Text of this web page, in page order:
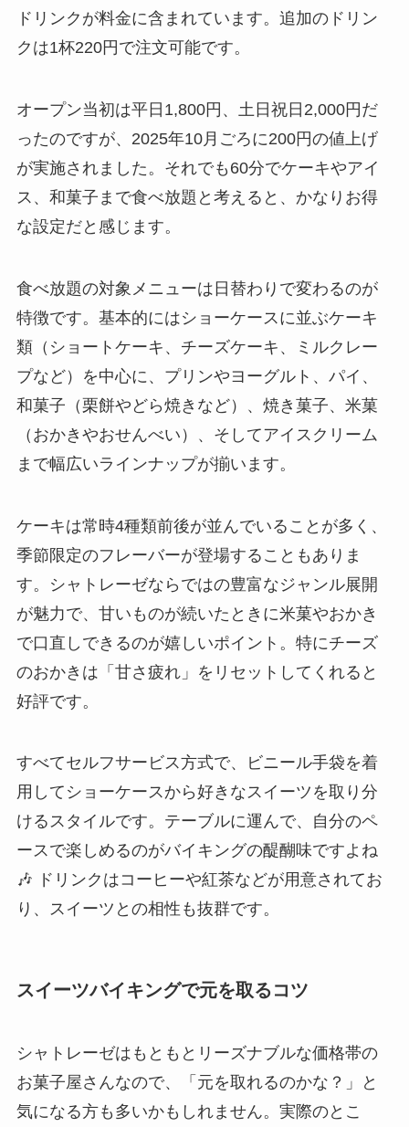
ドリンクが料金に含まれています。追加のドリン
クは1杯220円で注文可能です。
オープン当初は平日1,800円、土日祝日2,000円だ
ったのですが、2025年10月ごろに200円の値上げ
が実施されました。それでも60分でケーキやアイ
ス、和菓子まで食べ放題と考えると、かなりお得
な設定だと感じます。
食べ放題の対象メニューは日替わりで変わるのが
特徴です。基本的にはショーケースに並ぶケーキ
類（ショートケーキ、チーズケーキ、ミルクレー
プなど）を中心に、プリンやヨーグルト、パイ、
和菓子（栗餅やどら焼きなど）、焼き菓子、米菓
（おかきやおせんべい）、そしてアイスクリーム
まで幅広いラインナップが揃います。
ケーキは常時4種類前後が並んでいることが多く、
季節限定のフレーバーが登場することもありま
す。シャトレーゼならではの豊富なジャンル展開
が魅力で、甘いものが続いたときに米菓やおかき
で口直しできるのが嬉しいポイント。特にチーズ
のおかきは「甘さ疲れ」をリセットしてくれると
好評です。
すべてセルフサービス方式で、ビニール手袋を着
用してショーケースから好きなスイーツを取り分
けるスタイルです。テーブルに運んで、自分のペ
ースで楽しめるのがバイキングの醍醐味ですよね
🎶 ドリンクはコーヒーや紅茶などが用意されてお
り、スイーツとの相性も抜群です。
スイーツバイキングで元を取るコツ
シャトレーゼはもともとリーズナブルな価格帯の
お菓子屋さんなので、「元を取れるのかな？」と
気になる方も多いかもしれません。実際のとこ